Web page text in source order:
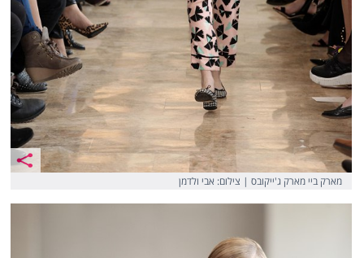
מארק ביי מארק ג'ייקובס | צילום: אבי ולדמן